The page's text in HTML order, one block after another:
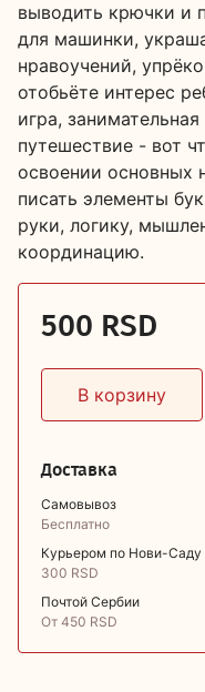
выводить крючки и
для машинки,
нравоучений,
отобьёте интерес
игра,
путешествие - вот
освоении основных
писать элементы
руки, логику,
координацию.
500 RSD
Доставка
Самовывоз
Бесплатно
Курьером по Нови-Саду
300 RSD
Почтой Сербии
От 450 RSD